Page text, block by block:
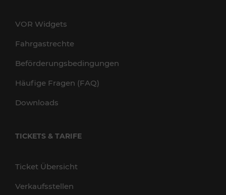
VOR Widgets
Fahrgastrechte
Beförderungsbedingungen
Häufige Fragen (FAQ)
Downloads
TICKETS & TARIFE
Ticket Übersicht
Verkaufsstellen